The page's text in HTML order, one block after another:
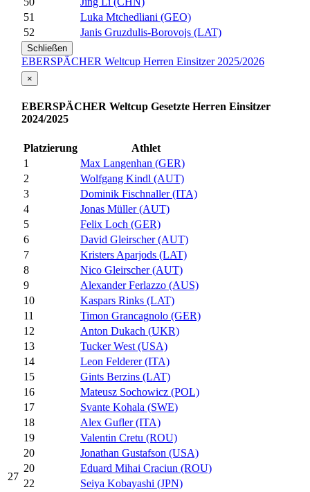
51
Luka Mtchedliani (GEO)
52
Janis Gruzdulis-Borovojs (LAT)
Schließen
EBERSPÄCHER Weltcup Herren Einsitzer 2025/2026
27
×
EBERSPÄCHER Weltcup Gesetzte Herren Einsitzer
2024/2025
Platzierung
Athlet
1
Max Langenhan (GER)
2
Wolfgang Kindl (AUT)
3
Dominik Fischnaller (ITA)
4
Jonas Müller (AUT)
5
Felix Loch (GER)
6
David Gleirscher (AUT)
7
Kristers Aparjods (LAT)
8
Nico Gleirscher (AUT)
9
Alexander Ferlazzo (AUS)
10
Kaspars Rinks (LAT)
11
Timon Grancagnolo (GER)
12
Anton Dukach (UKR)
13
Tucker West (USA)
14
Leon Felderer (ITA)
15
Gints Berzins (LAT)
16
Mateusz Sochowicz (POL)
17
Svante Kohala (SWE)
18
Alex Gufler (ITA)
19
Valentin Cretu (ROU)
20
Jonathan Gustafson (USA)
20
Eduard Mihai Craciun (ROU)
22
Seiya Kobayashi (JPN)